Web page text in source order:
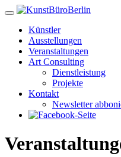
Künstler
Ausstellungen
Veranstaltungen
Art Consulting
Dienstleistung
Projekte
Kontakt
Newsletter